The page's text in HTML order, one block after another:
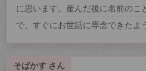
に思います。産んだ後に名前のこ
で、すぐにお世話に専念できたよ
そばかす さん